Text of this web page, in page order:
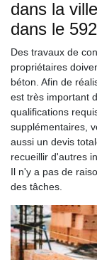
dans la
dans le
Des travaux de
propriétaires
béton. Afin de
est très important
qualifications
supplémentaires,
aussi un devis
recueillir d'autres
Il n'y a pas de
des tâches.